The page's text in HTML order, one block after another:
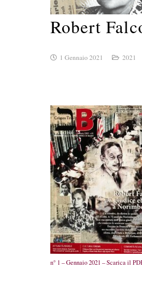
Robert
1 Gennaio 2021 2021
n° 1 – Gennaio 2021 – Scarica il